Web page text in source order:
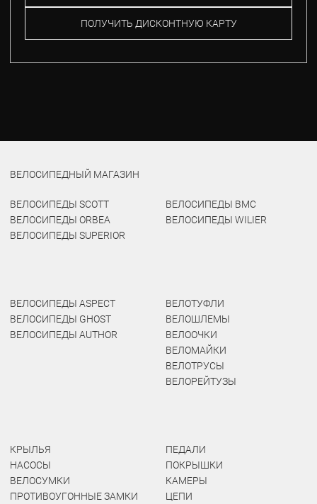
ПОЛУЧИТЬ ДИСКОНТНУЮ КАРТУ
ВЕЛОСИПЕДНЫЙ МАГАЗИН
ВЕЛОСИПЕДЫ SCOTT
ВЕЛОСИПЕДЫ ORBEA
ВЕЛОСИПЕДЫ SUPERIOR
ВЕЛОСИПЕДЫ BMC
ВЕЛОСИПЕДЫ WILIER
ВЕЛОСИПЕДЫ ASPECT
ВЕЛОСИПЕДЫ GHOST
ВЕЛОСИПЕДЫ AUTHOR
ВЕЛОТУФЛИ
ВЕЛОШЛЕМЫ
ВЕЛООЧКИ
ВЕЛОМАЙКИ
ВЕЛОТРУСЫ
ВЕЛОРЕЙТУЗЫ
КРЫЛЬЯ
НАСОСЫ
ВЕЛОСУМКИ
ПРОТИВОУГОННЫЕ ЗАМКИ
ПЕДАЛИ
ПОКРЫШКИ
КАМЕРЫ
ЦЕПИ